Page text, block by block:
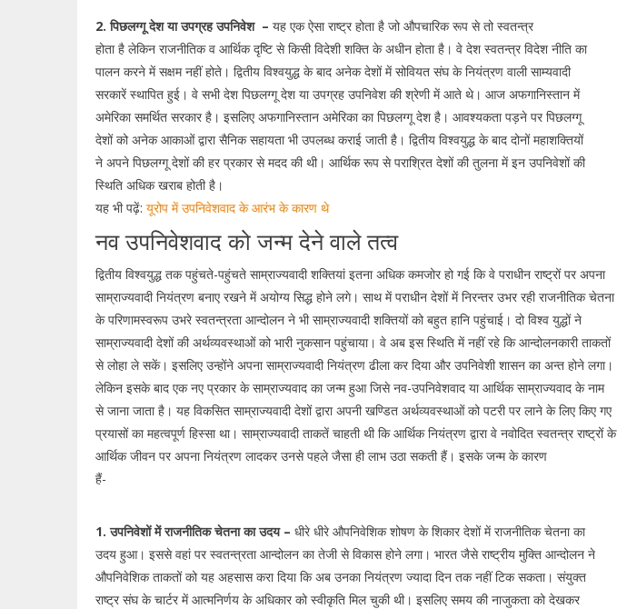
2. पिछलग्गू देश या उपग्रह उपनिवेश – यह एक ऐसा राष्ट्र होता है जो औपचारिक रूप से तो स्वतन्त्र
होता है लेकिन राजनीतिक व आर्थिक दृष्टि से किसी विदेशी शक्ति के अधीन होता है। वे देश स्वतन्त्र विदेश नीति का
पालन करने में सक्षम नहीं होते। द्वितीय विश्वयुद्ध के बाद अनेक देशों में सोवियत संघ के नियंत्रण वाली साम्यवादी
सरकारें स्थापित हुई। वे सभी देश पिछलग्गू देश या उपग्रह उपनिवेश की श्रेणी में आते थे। आज अफगानिस्तान में
अमेरिका समर्थित सरकार है। इसलिए अफगानिस्तान अमेरिका का पिछलग्गू देश है। आवश्यकता पड़ने पर पिछलग्गू
देशों को अनेक आकाओं द्वारा सैनिक सहायता भी उपलब्ध कराई जाती है। द्वितीय विश्वयुद्ध के बाद दोनों महाशक्तियों
ने अपने पिछलग्गू देशों की हर प्रकार से मदद की थी। आर्थिक रूप से पराश्रित देशों की तुलना में इन उपनिवेशों की
स्थिति अधिक खराब होती है।
यह भी पढ़ें: यूरोप में उपनिवेशवाद के आरंभ के कारण थे
नव उपनिवेशवाद को जन्म देने वाले तत्व
द्वितीय विश्वयुद्ध तक पहुंचते-पहुंचते साम्राज्यवादी शक्तियां इतना अधिक कमजोर हो गई कि वे पराधीन राष्ट्रों पर अपना
साम्राज्यवादी नियंत्रण बनाए रखने में अयोग्य सिद्ध होने लगे। साथ में पराधीन देशों में निरन्तर उभर रही राजनीतिक चेतना
के परिणामस्वरूप उभरे स्वतन्त्रता आन्दोलन ने भी साम्राज्यवादी शक्तियों को बहुत हानि पहुंचाई। दो विश्व युद्धों ने
साम्राज्यवादी देशों की अर्थव्यवस्थाओं को भारी नुकसान पहुंचाया। वे अब इस स्थिति में नहीं रहे कि आन्दोलनकारी ताकतों
से लोहा ले सकें। इसलिए उन्होंने अपना साम्राज्यवादी नियंत्रण ढीला कर दिया और उपनिवेशी शासन का अन्त होने लगा।
लेकिन इसके बाद एक नए प्रकार के साम्राज्यवाद का जन्म हुआ जिसे नव-उपनिवेशवाद या आर्थिक साम्राज्यवाद के नाम
से जाना जाता है। यह विकसित साम्राज्यवादी देशों द्वारा अपनी खण्डित अर्थव्यवस्थाओं को पटरी पर लाने के लिए किए गए
प्रयासों का महत्वपूर्ण हिस्सा था। साम्राज्यवादी ताकतें चाहती थी कि आर्थिक नियंत्रण द्वारा वे नवोदित स्वतन्त्र राष्ट्रों के
आर्थिक जीवन पर अपना नियंत्रण लादकर उनसे पहले जैसा ही लाभ उठा सकती हैं। इसके जन्म के कारण
हैं-
1. उपनिवेशों में राजनीतिक चेतना का उदय – धीरे धीरे औपनिवेशिक शोषण के शिकार देशों में राजनीतिक चेतना का
उदय हुआ। इससे वहां पर स्वतन्त्रता आन्दोलन का तेजी से विकास होने लगा। भारत जैसे राष्ट्रीय मुक्ति आन्दोलन ने
औपनिवेशिक ताकतों को यह अहसास करा दिया कि अब उनका नियंत्रण ज्यादा दिन तक नहीं टिक सकता। संयुक्त
राष्ट्र संघ के चार्टर में आत्मनिर्णय के अधिकार को स्वीकृति मिल चुकी थी। इसलिए समय की नाजुकता को देखकर